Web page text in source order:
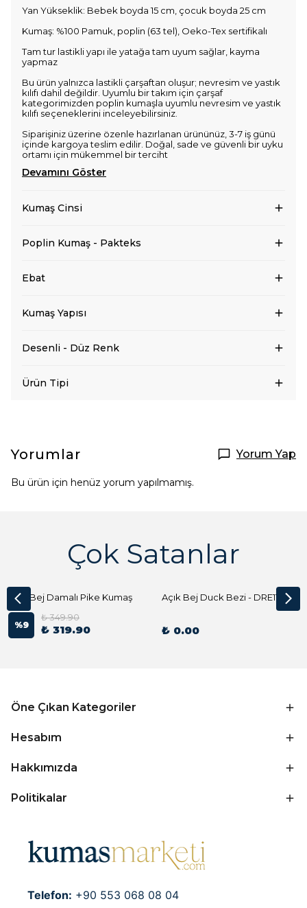
Yan Yükseklik: Bebek boyda 15 cm, çocuk boyda 25 cm
Kumaş: %100 Pamuk, poplin (63 tel), Oeko-Tex sertifikalı
Tam tur lastikli yapı ile yatağa tam uyum sağlar, kayma
yapmaz
Bu ürün yalnızca lastikli çarşaftan oluşur; nevresim ve yastık
kılıfı dahil değildir. Uyumlu bir takım için çarşaf
kategorimizden poplin kumaşla uyumlu nevresim ve yastık
kılıfı seçeneklerini inceleyebilirsiniz.
Siparişiniz üzerine özenle hazırlanan ürününüz, 3-7 iş günü
içinde kargoya teslim edilir. Doğal, sade ve güvenli bir uyku
ortamı için mükemmel bir terciht
Devamını Göster
Kumaş Cinsi
Poplin Kumaş - Pakteks
Ebat
Kumaş Yapısı
Desenli - Düz Renk
Ürün Tipi
Yorumlar Yorum Yap
Bu ürün için henüz yorum yapılmamış.
Çok Satanlar
Açık Bej Damalı Pike Kumaş
%9
₺ 349.90
₺ 319.90
Açık Bej Duck Bezi - DRE1144 Kumaş Peçete
₺ 0.00
Öne Çıkan Kategoriler
Hesabım
Hakkımızda
Politikalar
Telefon: +90 553 068 08 04